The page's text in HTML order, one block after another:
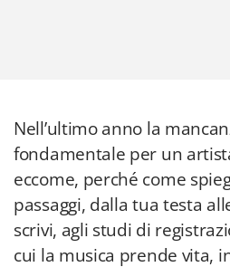
Nell’ultimo anno la
fondamentale per un
eccome, perché come
passaggi, dalla tua testa
scrivi, agli studi di
cui la musica prende vita,